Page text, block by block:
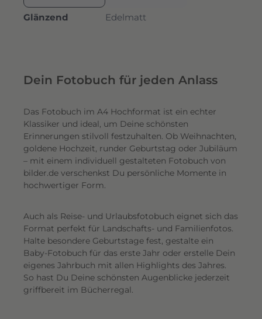
Glänzend Edelmatt
Dein Fotobuch für jeden Anlass
Das Fotobuch im A4 Hochformat ist ein echter
Klassiker und ideal, um Deine schönsten
Erinnerungen stilvoll festzuhalten. Ob Weihnachten,
goldene Hochzeit, runder Geburtstag oder Jubiläum
– mit einem individuell gestalteten Fotobuch von
bilder.de verschenkst Du persönliche Momente in
hochwertiger Form.
Auch als Reise- und Urlaubsfotobuch eignet sich das
Format perfekt für Landschafts- und Familienfotos.
Halte besondere Geburtstage fest, gestalte ein
Baby-Fotobuch für das erste Jahr oder erstelle Dein
eigenes Jahrbuch mit allen Highlights des Jahres.
So hast Du Deine schönsten Augenblicke jederzeit
griffbereit im Bücherregal.